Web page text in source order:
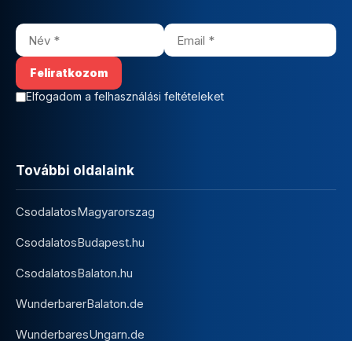
Elfogadom a felhasználási feltételeket
További oldalaink
CsodalatosMagyarorszag
CsodalatosBudapest.hu
CsodalatosBalaton.hu
WunderbarerBalaton.de
WunderbaresUngarn.de